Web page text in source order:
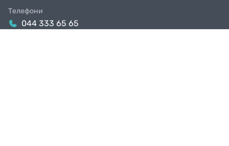
Телефони
044 333 65 65